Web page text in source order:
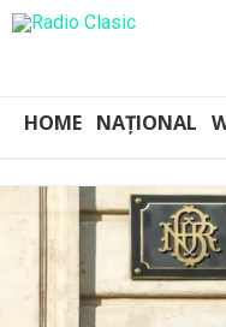
HOME NAȚIONAL